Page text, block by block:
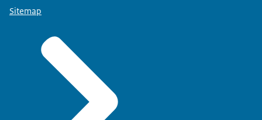
Sitemap